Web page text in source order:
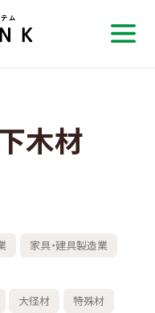
木材
家具・建具製造業
大径材
特殊材